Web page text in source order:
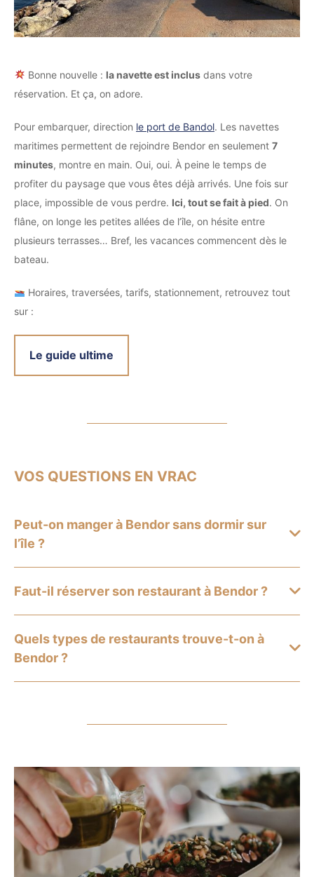
Bonne nouvelle : la navette est inclusdans votre
réservation. Et ça, on adore.
Pour embarquer, direction le port de Bandol. Les navettes
maritimes permettent de rejoindre Bendor en seulement 7
minutes, montre en main. Oui, oui. À peine le temps de
profiter du paysage que vous êtes déjà arrivés. Une fois sur
place, impossible de vous perdre. Ici, tout se fait à pied. On
flâne, on longe les petites allées de l’île, on hésite entre
plusieurs terrasses… Bref, les vacances commencent dès le
bateau.
Horaires, traversées, tarifs, stationnement, retrouvez tout
sur :
Le guide ultime
VOS QUESTIONS EN VRAC
Peut-on manger à Bendor sans dormir sur
l’île ?
Faut-il réserver son restaurant à Bendor ?
Quels types de restaurants trouve-t-on à
Bendor ?